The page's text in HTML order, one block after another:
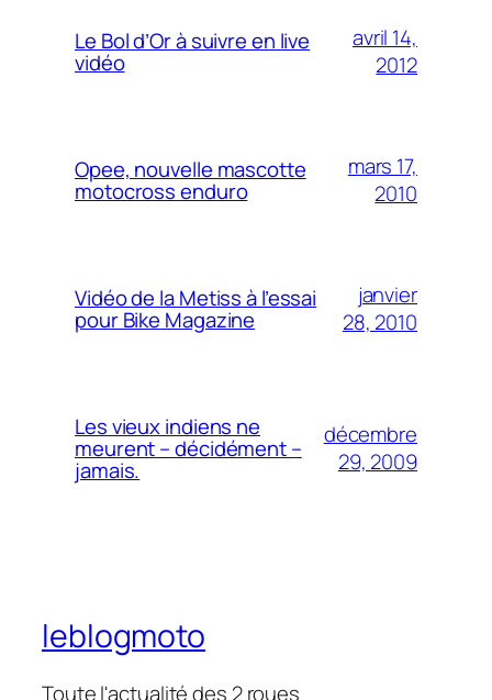
Le Bol d’Or à suivre en live
vidéo
avril 14,
2012
Opee, nouvelle mascotte
motocross enduro
mars 17,
2010
Vidéo de la Metiss à l’essai
pour Bike Magazine
janvier
28, 2010
Les vieux indiens ne
meurent – décidément –
jamais.
décembre
29, 2009
leblogmoto
Toute l'actualité des 2 roues